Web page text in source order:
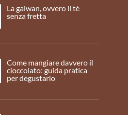
La gaiwan, ovvero il tè
senza fretta
Come mangiare davvero il
cioccolato: guida pratica
per degustarlo